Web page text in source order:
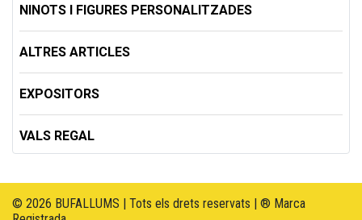
NINOTS I FIGURES PERSONALITZADES
ALTRES ARTICLES
EXPOSITORS
VALS REGAL
© 2026 BUFALLUMS | Tots els drets reservats | ® Marca